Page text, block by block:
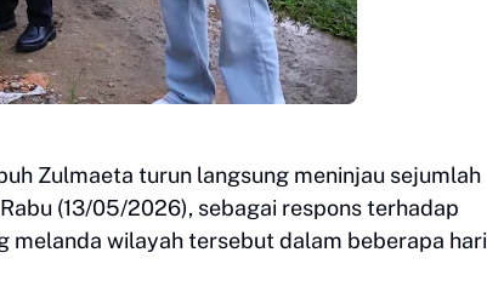
Zulmaeta turun langsung meninjau sejumlah
(13/05/2026), sebagai respons terhadap
melanda wilayah tersebut dalam beberapa hari